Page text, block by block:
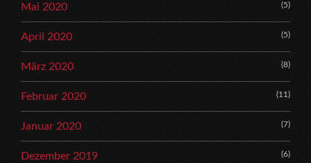
Mai 2020 (5)
April 2020 (5)
März 2020 (8)
Februar 2020 (11)
Januar 2020 (7)
Dezember 2019 (6)